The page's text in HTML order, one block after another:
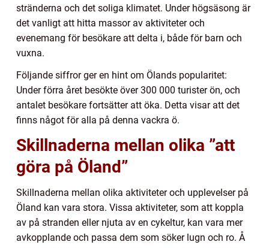
stränderna och det soliga klimatet. Under högsäsong är
det vanligt att hitta massor av aktiviteter och
evenemang för besökare att delta i, både för barn och
vuxna.
Följande siffror ger en hint om Ölands popularitet:
Under förra året besökte över 300 000 turister ön, och
antalet besökare fortsätter att öka. Detta visar att det
finns något för alla på denna vackra ö.
Skillnaderna mellan olika ”att
göra på Öland”
Skillnaderna mellan olika aktiviteter och upplevelser på
Öland kan vara stora. Vissa aktiviteter, som att koppla
av på stranden eller njuta av en cykeltur, kan vara mer
avkopplande och passa dem som söker lugn och ro. Å